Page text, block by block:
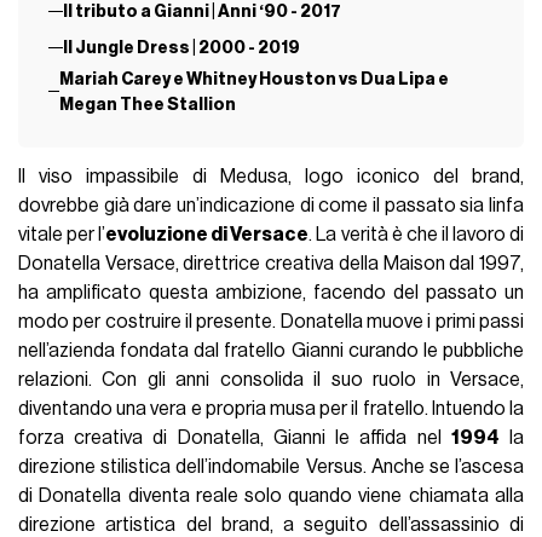
Il tributo a Gianni | Anni ‘90 - 2017
Il Jungle Dress | 2000 - 2019
Mariah Carey e Whitney Houston vs Dua Lipa e
Megan Thee Stallion
Il viso impassibile di Medusa, logo iconico del brand,
dovrebbe già dare un’indicazione di come il passato sia linfa
vitale per l’evoluzione di Versace. La verità è che il lavoro di
Donatella Versace, direttrice creativa della Maison dal 1997,
ha amplificato questa ambizione, facendo del passato un
modo per costruire il presente. Donatella muove i primi passi
nell’azienda fondata dal fratello Gianni curando le pubbliche
relazioni. Con gli anni consolida il suo ruolo in Versace,
diventando una vera e propria musa per il fratello. Intuendo la
forza creativa di Donatella, Gianni le affida nel 1994 la
direzione stilistica dell’indomabile Versus. Anche se l’ascesa
di Donatella diventa reale solo quando viene chiamata alla
direzione artistica del brand, a seguito dell’assassinio di